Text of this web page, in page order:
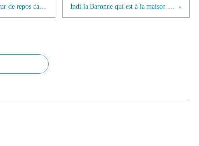
Pétition : Pétition pour le don de jour de repos dans le public ! Indi la Baronne qui est à la maison viens de...